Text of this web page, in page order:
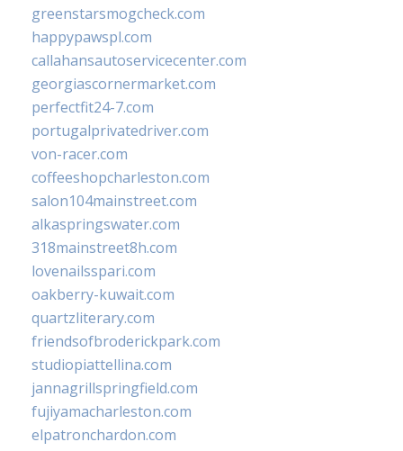
greenstarsmogcheck.com
happypawspl.com
callahansautoservicecenter.com
georgiascornermarket.com
perfectfit24-7.com
portugalprivatedriver.com
von-racer.com
coffeeshopcharleston.com
salon104mainstreet.com
alkaspringswater.com
318mainstreet8h.com
lovenailsspari.com
oakberry-kuwait.com
quartzliterary.com
friendsofbroderickpark.com
studiopiattellina.com
jannagrillspringfield.com
fujiyamacharleston.com
elpatronchardon.com